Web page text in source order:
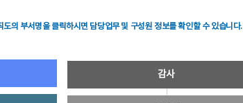
의 부서명을 클릭하시면 담당업무 및 구성원 정보를 확인할 수 있습니다.
감사